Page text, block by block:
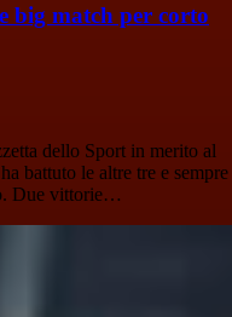
big match per corto
dello Sport in merito al
battuto le altre tre e sempre
Due vittorie…